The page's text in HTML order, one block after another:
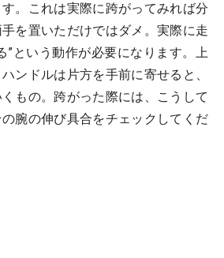
。これは実際に跨がってみれば分
を置いただけではダメ。実際に走
”という動作が必要になります。上
ンドルは片方を手前に寄せると、
もの。跨がった際には、こうして
腕の伸び具合をチェックしてくだ